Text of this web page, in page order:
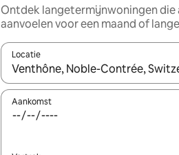
Ontdek langetermijnwoningen die
aanvoelen voor een maand of
Locatie
Wanneer er resultaten beschikbaar
Aankomst